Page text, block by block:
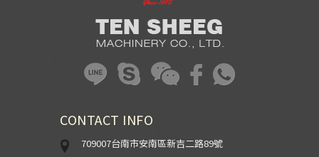
CONTACT INFO
709007台南市安南區新吉二路89號